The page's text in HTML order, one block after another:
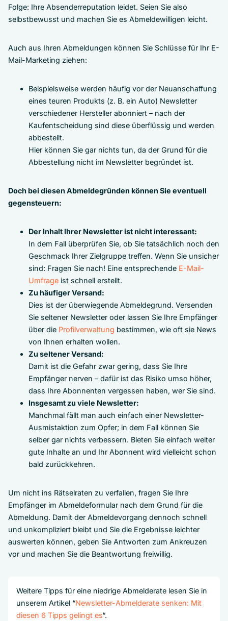
Folge: Ihre Absenderreputation leidet. Seien Sie also
selbstbewusst und machen Sie es Abmeldewilligen leicht.
Auch aus Ihren Abmeldungen können Sie Schlüsse für Ihr E-
Mail-Marketing ziehen:
Beispielsweise werden häufig vor der Neuanschaffung
eines teuren Produkts (z. B. ein Auto) Newsletter
verschiedener Hersteller abonniert – nach der
Kaufentscheidung sind diese überflüssig und werden
abbestellt.
Hier können Sie gar nichts tun, da der Grund für die
Abbestellung nicht im Newsletter begründet ist.
Doch bei diesen Abmeldegründen können Sie eventuell
gegensteuern:
Der Inhalt Ihrer Newsletter ist nicht interessant:
In dem Fall überprüfen Sie, ob Sie tatsächlich noch den
Geschmack Ihrer Zielgruppe treffen. Wenn Sie unsicher
sind: Fragen Sie nach! Eine entsprechende E-Mail-
Umfrage ist schnell erstellt.
Zu häufiger Versand:
Dies ist der überwiegende Abmeldegrund. Versenden
Sie seltener Newsletter oder lassen Sie Ihre Empfänger
über die Profilverwaltung bestimmen, wie oft sie News
von Ihnen erhalten wollen.
Zu seltener Versand:
Damit ist die Gefahr zwar gering, dass Sie Ihre
Empfänger nerven – dafür ist das Risiko umso höher,
dass Ihre Abonnenten vergessen haben, wer Sie sind.
Insgesamt zu viele Newsletter:
Manchmal fällt man auch einfach einer Newsletter-
Ausmistaktion zum Opfer; in dem Fall können Sie
selber gar nichts verbessern. Bieten Sie einfach weiter
gute Inhalte an und Ihr Abonnent wird vielleicht schon
bald zurückkehren.
Um nicht ins Rätselraten zu verfallen, fragen Sie Ihre
Empfänger im Abmeldeformular nach dem Grund für die
Abmeldung. Damit der Abmeldevorgang dennoch schnell
und unkompliziert bleibt und Sie die Ergebnisse leichter
auswerten können, geben Sie Antworten zum Ankreuzen
vor und machen Sie die Beantwortung freiwillig.
Weitere Tipps für eine niedrige Abmelderate lesen Sie in
unserem Artikel “Newsletter-Abmelderate senken: Mit
diesen 6 Tipps gelingt es“.